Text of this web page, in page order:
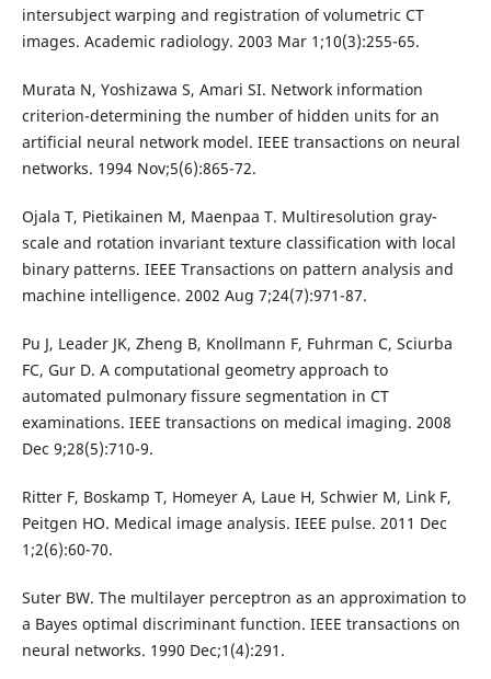
intersubject warping and registration of volumetric CT
images. Academic radiology. 2003 Mar 1;10(3):255-65.
Murata N, Yoshizawa S, Amari SI. Network information
criterion-determining the number of hidden units for an
artificial neural network model. IEEE transactions on neural
networks. 1994 Nov;5(6):865-72.
Ojala T, Pietikainen M, Maenpaa T. Multiresolution gray-
scale and rotation invariant texture classification with local
binary patterns. IEEE Transactions on pattern analysis and
machine intelligence. 2002 Aug 7;24(7):971-87.
Pu J, Leader JK, Zheng B, Knollmann F, Fuhrman C, Sciurba
FC, Gur D. A computational geometry approach to
automated pulmonary fissure segmentation in CT
examinations. IEEE transactions on medical imaging. 2008
Dec 9;28(5):710-9.
Ritter F, Boskamp T, Homeyer A, Laue H, Schwier M, Link F,
Peitgen HO. Medical image analysis. IEEE pulse. 2011 Dec
1;2(6):60-70.
Suter BW. The multilayer perceptron as an approximation to
a Bayes optimal discriminant function. IEEE transactions on
neural networks. 1990 Dec;1(4):291.